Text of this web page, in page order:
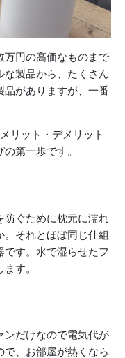
万円の高価なものまで
な製品から、たくさん
品がありますが、一番
リット・デメリット
第一歩です。
防ぐために枕元に濡れ
。それとほぼ同じ仕組
す。水で湿らせたフ
す。
ンだけなので電気代が
、お部屋が熱くなら